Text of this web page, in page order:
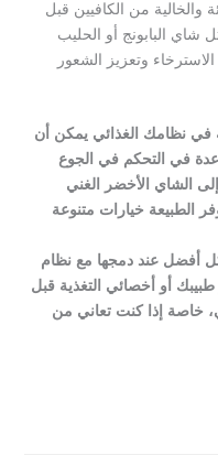
والخالية من الكافيين قبل
شاي البابونج أو الحليب
وتعزيز الشعور
في نظامك الغذائي يمكن أن
في التحكم في الجوع
الشاي الأخضر الغني
الطبيعة خيارات متنوعة
أفضل عند دمجها مع نظام
أو أخصائي التغذية قبل
خاصة إذا كنت تعاني من